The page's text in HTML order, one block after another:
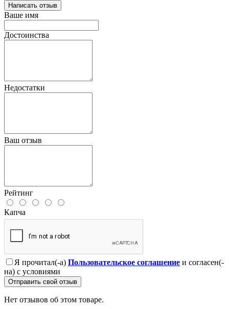
Написать отзыв
Ваше имя
Достоинства
Недостатки
Ваш отзыв
Рейтинг
Капча
Я прочитал(-а) Пользовательское соглашение и согласен(-
на) с условиями
Отправить свой отзыв
Нет отзывов об этом товаре.